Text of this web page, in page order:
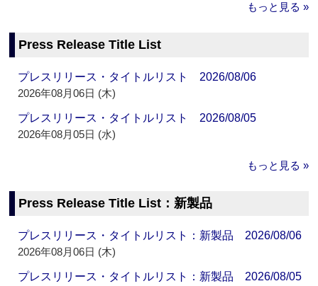
もっと見る »
Press Release Title List
プレスリリース・タイトルリスト 2026/08/06
2026年08月06日 (木)
プレスリリース・タイトルリスト 2026/08/05
2026年08月05日 (水)
もっと見る »
Press Release Title List：新製品
プレスリリース・タイトルリスト：新製品 2026/08/06
2026年08月06日 (木)
プレスリリース・タイトルリスト：新製品 2026/08/05